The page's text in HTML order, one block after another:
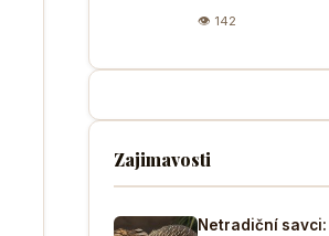
👁 142
Zajimavosti
Netradiční